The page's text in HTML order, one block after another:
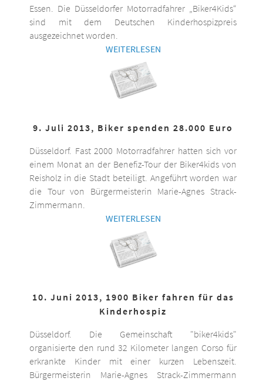
Essen. Die Düsseldorfer Motorradfahrer „Biker4Kids“
sind mit dem Deutschen Kinderhospizpreis
ausgezeichnet worden.
WEITERLESEN
9. Juli 2013, Biker spenden 28.000 Euro
Düsseldorf. Fast 2000 Motorradfahrer hatten sich vor
einem Monat an der Benefiz-Tour der Biker4kids von
Reisholz in die Stadt beteiligt. Angeführt worden war
die Tour von Bürgermeisterin Marie-Agnes Strack-
Zimmermann.
WEITERLESEN
10. Juni 2013, 1900 Biker fahren für das
Kinderhospiz
Düsseldorf. Die Gemeinschaft "biker4kids"
organisierte den rund 32 Kilometer langen Corso für
erkrankte Kinder mit einer kurzen Lebenszeit.
Bürgermeisterin Marie-Agnes Strack-Zimmermann